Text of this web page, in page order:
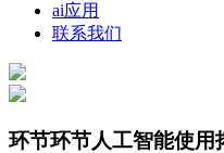
ai应用
联系我们
环节环节人工智能使用